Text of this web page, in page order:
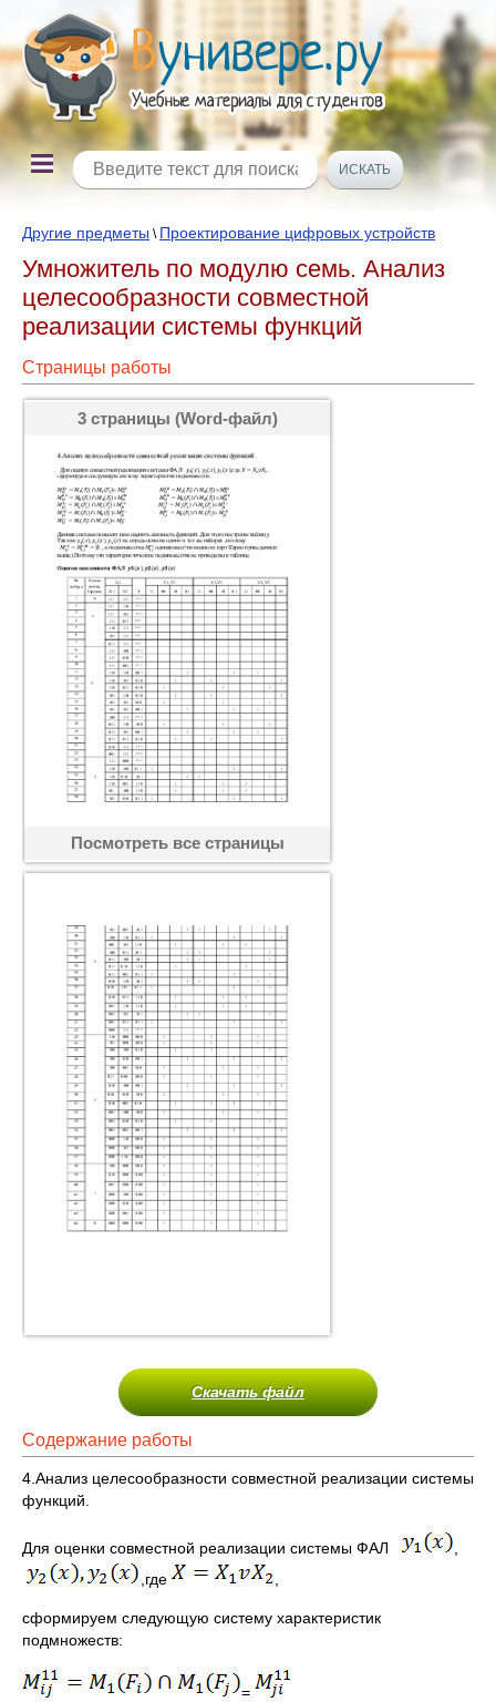
Другие предметы \ Проектирование цифровых устройств
Умножитель по модулю семь. Анализ
целесообразности совместной
реализации системы функций
Страницы работы
3 страницы (Word-файл)
Посмотреть все страницы
Скачать файл
Содержание работы
4.Анализ целесообразности совместной реализации системы
функций.
Для оценки совместной реализации системы ФАЛ
,где
cформируем следующую систему характеристик
подмножеств:
=